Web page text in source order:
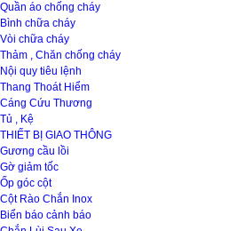
Quần áo chống cháy
Bình chữa cháy
Vòi chữa cháy
Thảm , Chăn chống cháy
Nội quy tiêu lệnh
Thang Thoát Hiểm
Cáng Cứu Thương
Tủ , Kệ
THIẾT BỊ GIAO THÔNG
Gương cầu lồi
Gờ giảm tốc
Ốp góc cột
Cột Rào Chắn Inox
Biển báo cảnh báo